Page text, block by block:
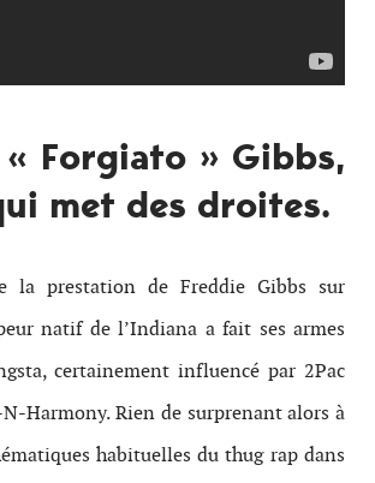
Forgiato » Gibbs,
met des droites.
la prestation de Freddie Gibbs sur
natif de l’Indiana a fait ses armes
certainement influencé par 2Pac
Harmony. Rien de surprenant alors à
habituelles du thug rap dans